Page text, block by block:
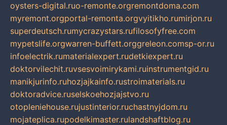
oysters-digital.ruo-remonte.orgremontdoma.com
myremont.orgportal-remonta.orgvyitikho.rumirjon.ru
superdeutsch.rumycrazystars.rufilosofyfree.com
mypetslife.orgwarren-buffett.orggreleon.comsp-or.ru
infoelectrik.rumaterialexpert.rudetkiexpert.ru
doktorvilechit.ruvsesvoimirykami.ruinstrumentgid.ru
manikjurinfo.ruhozjajkainfo.rustroimaterials.ru
doktoradvice.ruselskoehozjajstvo.ru
otopleniehouse.rujustinterior.ruchastnyjdom.ru
mojateplica.rupodelkimaster.rulandshaftblog.ru